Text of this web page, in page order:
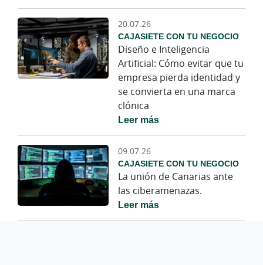
20.07.26
CAJASIETE CON TU NEGOCIO
Diseño e Inteligencia
Artificial: Cómo evitar que tu
empresa pierda identidad y
se convierta en una marca
clónica
Leer más
09.07.26
CAJASIETE CON TU NEGOCIO
La unión de Canarias ante
las ciberamenazas.
Leer más